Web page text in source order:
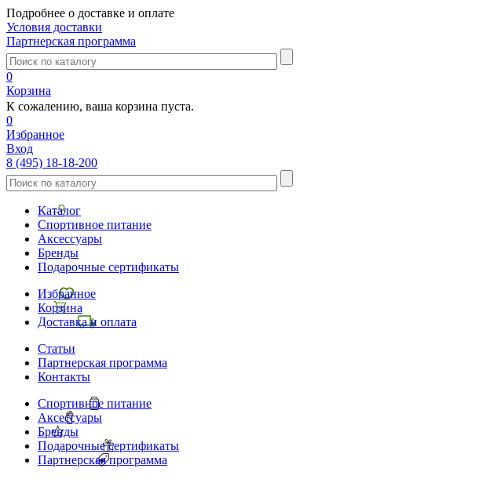
Подробнее о доставке и оплате
Условия доставки
Партнерская программа
0
Корзина
К сожалению, ваша корзина пуста.
0
Избранное
Вход
8 (495) 18-18-200
Каталог
Спортивное питание
Аксессуары
Бренды
Подарочные сертификаты
Избранное
Корзина
Доставка и оплата
Статьи
Партнерская программа
Контакты
Спортивное питание
Аксессуары
Бренды
Подарочные сертификаты
Партнерская программа